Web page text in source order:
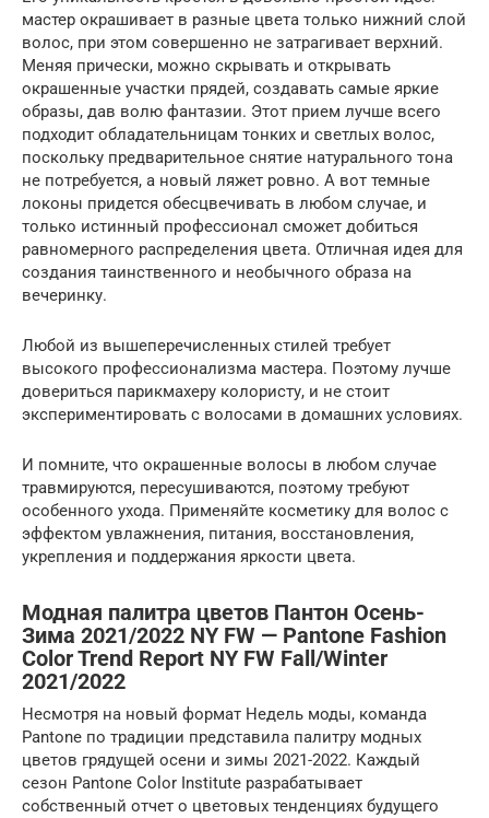
мастер окрашивает в разные цвета только нижний слой
волос, при этом совершенно не затрагивает верхний.
Меняя прически, можно скрывать и открывать
окрашенные участки прядей, создавать самые яркие
образы, дав волю фантазии. Этот прием лучше всего
подходит обладательницам тонких и светлых волос,
поскольку предварительное снятие натурального тона
не потребуется, а новый ляжет ровно. А вот темные
локоны придется обесцвечивать в любом случае, и
только истинный профессионал сможет добиться
равномерного распределения цвета. Отличная идея для
создания таинственного и необычного образа на
вечеринку.
Любой из вышеперечисленных стилей требует
высокого профессионализма мастера. Поэтому лучше
довериться парикмахеру колористу, и не стоит
экспериментировать с волосами в домашних условиях.
И помните, что окрашенные волосы в любом случае
травмируются, пересушиваются, поэтому требуют
особенного ухода. Применяйте косметику для волос с
эффектом увлажнения, питания, восстановления,
укрепления и поддержания яркости цвета.
Модная палитра цветов Пантон Осень-
Зима 2021/2022 NY FW — Pantone Fashion
Color Trend Report NY FW Fall/Winter
2021/2022
Несмотря на новый формат Недель моды, команда
Pantone по традиции представила палитру модных
цветов грядущей осени и зимы 2021-2022. Каждый
сезон Pantone Color Institute разрабатывает
собственный отчет о цветовых тенденциях будущего